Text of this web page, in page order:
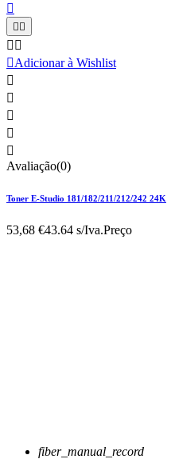

 
 
Adicionar à Wishlist





Avaliação(0)
Toner E-Studio 181/182/211/212/242 24K
53,68 €43.64 s/Iva.Preço
fiber_manual_record